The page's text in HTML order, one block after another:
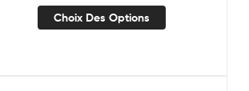
Choix Des Options